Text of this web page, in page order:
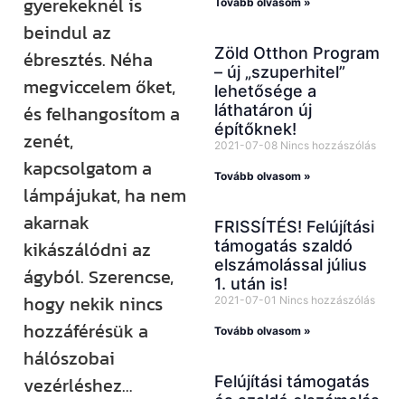
beindul az
ébresztés. Néha
megviccelem őket,
és felhangosítom a
zenét,
kapcsolgatom a
lámpájukat, ha nem
akarnak
kikászálódni az
ágyból. Szerencse,
hogy nekik nincs
hozzáférésük a
hálószobai
vezérléshez…
Zöld Otthon Program
– új „szuperhitel”
lehetősége a
láthatáron új
építőknek!
2021-07-08 Nincs hozzászólás
Tovább olvasom »
FRISSÍTÉS! Felújítási
támogatás szaldó
elszámolással július
1. után is!
2021-07-01 Nincs hozzászólás
Tovább olvasom »
Felújítási támogatás